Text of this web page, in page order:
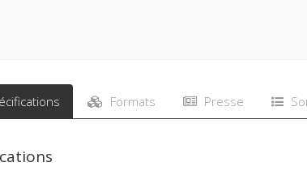
Formats Presse